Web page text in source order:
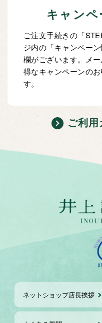
キャン
ご注文手続きの「
ジ内の「キャンペー
欄がございます。メ
得なキャンペーンの
す。
ご利
ネットショップ店長挨拶